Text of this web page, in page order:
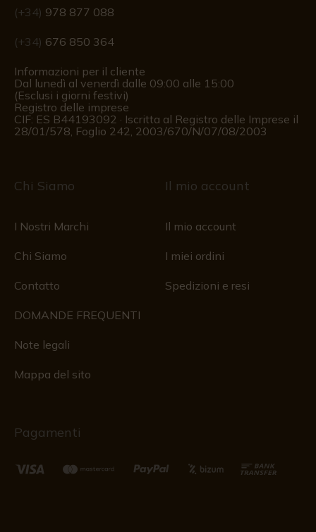
(+34) 978 877 088
(+34) 676 850 364
Informazioni per il cliente
Dal lunedì al venerdì dalle 09:00 alle 15:00
(Esclusi i giorni festivi)
Registro delle imprese
CIF: ES B44193092 · Iscritta al Registro delle Imprese il
28/01/578, Foglio 242, 2003/670/N/07/08/2003
Chi Siamo
I Nostri Marchi
Chi Siamo
Contatto
DOMANDE FREQUENTI
Note legali
Mappa del sito
Il mio account
Il mio account
I miei ordini
Spedizioni e resi
Pagamenti